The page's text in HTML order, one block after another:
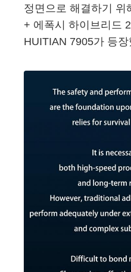
정면으로 해결하기 위
+ 에폭시 하이브리드
HUITIAN 7905가 등